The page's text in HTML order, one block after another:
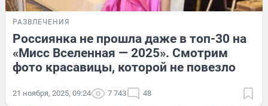
РАЗВЛЕЧЕНИЯ
Россиянка не прошла даже в топ-30 на
«Мисс Вселенная — 2025». Смотрим
фото красавицы, которой не повезло
21 ноября, 2025, 09:24 7 743 48